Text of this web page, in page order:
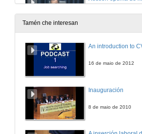
9 de set. de 2021
Tamén che interesan
16 de maio de 2012
Inauguración
8 de maio de 2010